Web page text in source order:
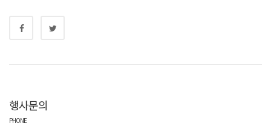
행사문의
PHONE